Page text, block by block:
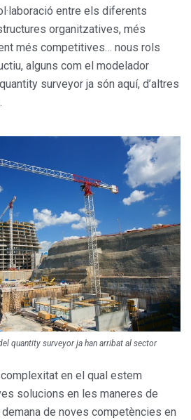
entre els diferents
organitzatives, més
més competitives… nous rols
alguns com el modelador
surveyor ja són aquí, d’altres
quantity surveyor ja han arribat al sector
en el qual estem
solucions en les maneres de
de noves competències en